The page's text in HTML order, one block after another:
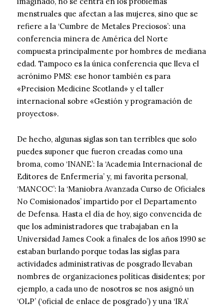
menstruales que afectan a las mujeres, sino que se
refiere a la ‘Cumbre de Metales Preciosos’: una
conferencia minera de América del Norte
compuesta principalmente por hombres de mediana
edad. Tampoco es la única conferencia que lleva el
acrónimo PMS: ese honor también es para
«Precision Medicine Scotland» y el taller
internacional sobre «Gestión y programación de
proyectos».
De hecho, algunas siglas son tan terribles que solo
puedes suponer que fueron creadas como una
broma, como ‘INANE’: la ‘Academia Internacional de
Editores de Enfermería’ y, mi favorita personal,
‘MANCOC’: la ‘Maniobra Avanzada Curso de Oficiales
No Comisionados’ impartido por el Departamento
de Defensa. Hasta el día de hoy, sigo convencida de
que los administradores que trabajaban en la
Universidad James Cook a finales de los años 1990 se
estaban burlando porque todas las siglas para
actividades administrativas de posgrado llevaban
nombres de organizaciones políticas disidentes; por
ejemplo, a cada uno de nosotros se nos asignó un
‘OLP’ (‘oficial de enlace de posgrado’) y una ‘IRA’